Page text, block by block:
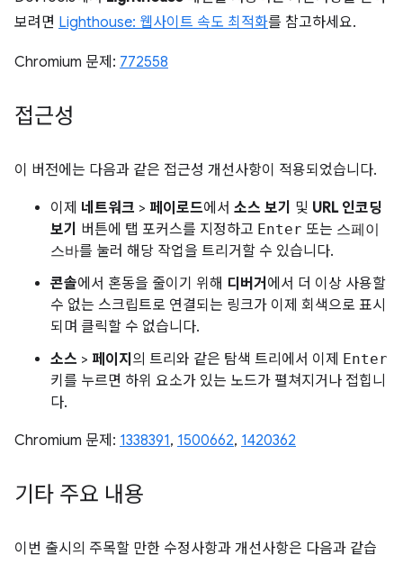
보려면 Lighthouse: 웹사이트 속도 최적화를 참고하세요.
Chromium 문제: 772558
접근성
이 버전에는 다음과 같은 접근성 개선사항이 적용되었습니다.
이제 네트워크 > 페이로드에서 소스 보기 및 URL 인코딩
보기 버튼에 탭 포커스를 지정하고 Enter 또는 스페이
스바를 눌러 해당 작업을 트리거할 수 있습니다.
콘솔에서 혼동을 줄이기 위해 디버거 에서 더 이상 사용할
수 없는 스크립트로 연결되는 링크가 이제 회색으로 표시
되며 클릭할 수 없습니다.
소스 > 페이지 의 트리와 같은 탐색 트리에서 이제 Enter
키를 누르면 하위 요소가 있는 노드가 펼쳐지거나 접힙니
다.
Chromium 문제: 1338391, 1500662, 1420362
기타 주요 내용
이번 출시의 주목할 만한 수정사항과 개선사항은 다음과 같습